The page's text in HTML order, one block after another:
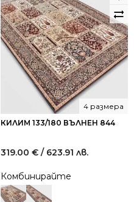
КИЛИМ 133/180 ВЪЛНЕН 844
4 размера
319.00 € / 623.91 лв.
Комбинирайте